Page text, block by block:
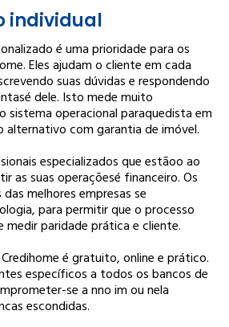
individual
é uma prioridade para os
Eles ajudam o cliente em cada
suas dúvidas e respondendo
é dele. Isto mede muito
operacional paraquedista em
alternativo com garantia de imóvel.
especializados que estãoo ao
as suas operaçõesé financeiro. Os
melhores empresas se
para permitir que o processo
paridade prática e cliente.
é gratuito, online e prático.
específicos a todos os bancos de
se a nno im ou nela
escondidas.